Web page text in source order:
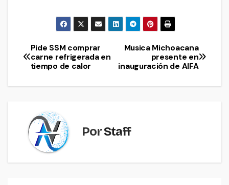
Navegación
de
Musica Michoacana
presente en
inauguración de AIFA
Pide SSM comprar
carne refrigerada en
tiempo de calor
PorStaff